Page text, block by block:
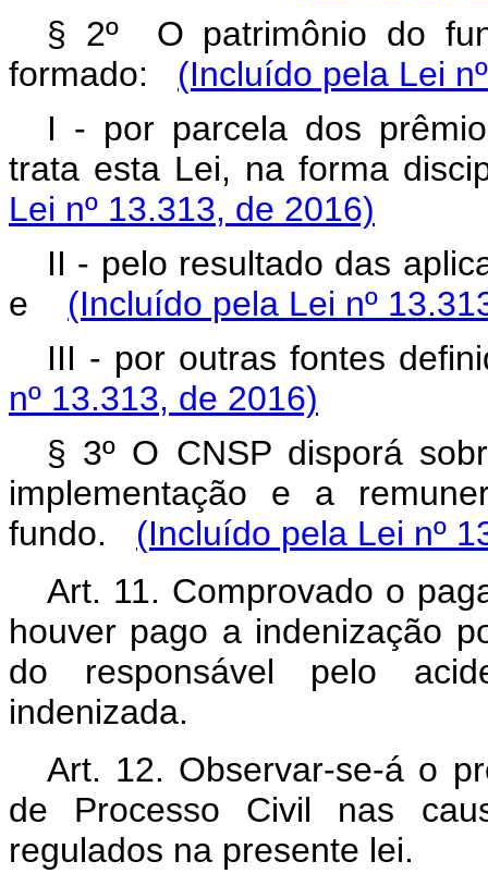
§ 2º O patrimônio do
formado: (Incluído pela Lei
I - por parcela dos
trata esta Lei, na forma
Lei nº 13.313, de 2016)
II - pelo resultado das
e (Incluído pela Lei nº
III - por outras fontes
nº 13.313, de 2016)
§ 3º O CNSP disporá
implementação e a
fundo. (Incluído pela Lei nº
Art. 11. Comprovado o
houver pago a indenização
do responsável pelo
indenizada.
Art. 12. Observar-se-á o
de Processo Civil nas
regulados na presente lei.